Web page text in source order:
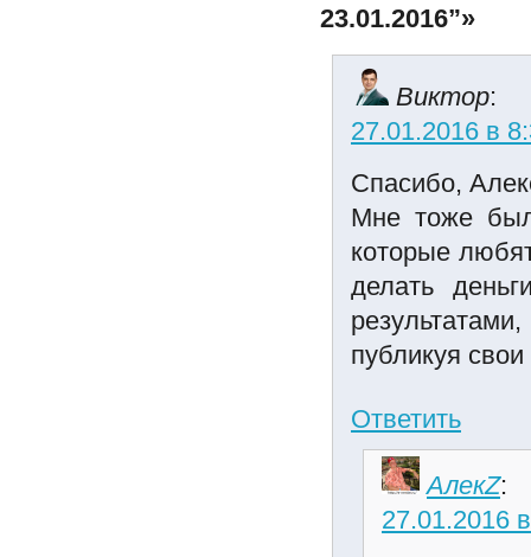
23.01.2016”»
Виктор:
27.01.2016 в
Спасибо,
Мне тоже
которые
делать
публикуя
Ответить
АлекZ:
27.01.2016